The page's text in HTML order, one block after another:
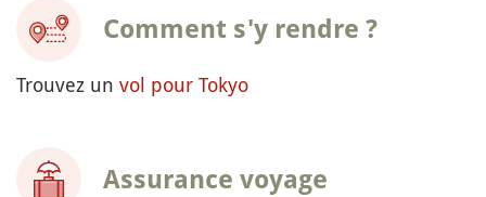
Comment s'y rendre ?
Trouvez un vol pour Tokyo
Assurance voyage